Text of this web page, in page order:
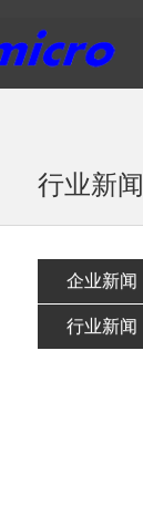
行业新闻
企业新闻
行业新闻